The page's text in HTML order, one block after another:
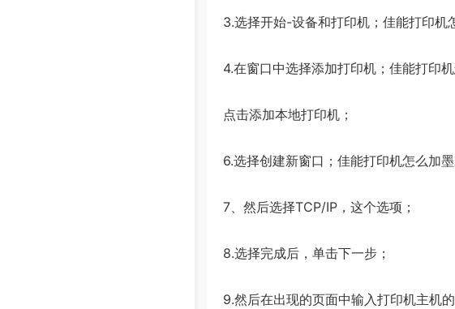
3.选择开始-设备和打印机；佳能打印机
4.在窗口中选择添加打印机；佳能打印机
点击添加本地打印机；
6.选择创建新窗口；佳能打印机怎么加墨
7、然后选择TCP/IP，这个选项；
8.选择完成后，单击下一步；
9.然后在出现的页面中输入打印机主机